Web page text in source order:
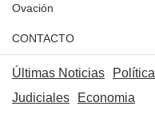
Ovación
CONTACTO
Últimas Noticias Política
Judiciales
Economia